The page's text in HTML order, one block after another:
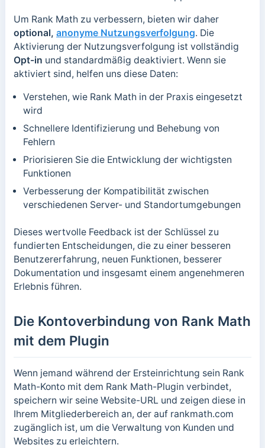
Um Rank Math zu verbessern, bieten wir daher
optional, anonyme Nutzungsverfolgung. Die
Aktivierung der Nutzungsverfolgung ist vollständig
Opt-in und standardmäßig deaktiviert. Wenn sie
aktiviert sind, helfen uns diese Daten:
Verstehen, wie Rank Math in der Praxis eingesetzt
wird
Schnellere Identifizierung und Behebung von
Fehlern
Priorisieren Sie die Entwicklung der wichtigsten
Funktionen
Verbesserung der Kompatibilität zwischen
verschiedenen Server- und Standortumgebungen
Dieses wertvolle Feedback ist der Schlüssel zu
fundierten Entscheidungen, die zu einer besseren
Benutzererfahrung, neuen Funktionen, besserer
Dokumentation und insgesamt einem angenehmeren
Erlebnis führen.
Die Kontoverbindung von Rank Math
mit dem Plugin
Wenn jemand während der Ersteinrichtung sein Rank
Math-Konto mit dem Rank Math-Plugin verbindet,
speichern wir seine Website-URL und zeigen diese in
Ihrem Mitgliederbereich an, der auf rankmath.com
zugänglich ist, um die Verwaltung von Kunden und
Websites zu erleichtern.